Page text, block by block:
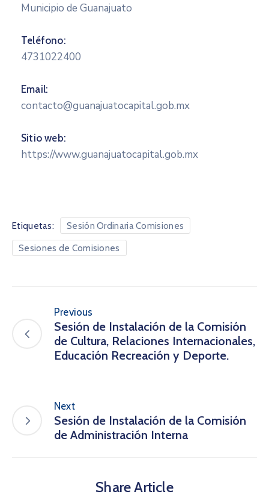
Municipio de Guanajuato
Teléfono:
4731022400
Email:
contacto@guanajuatocapital.gob.mx
Sitio web:
https://www.guanajuatocapital.gob.mx
Etiquetas: Sesión Ordinaria Comisiones
Sesiones de Comisiones
Previous
Sesión de Instalación de la Comisión
de Cultura, Relaciones Internacionales,
Educación Recreación y Deporte.
Next
Sesión de Instalación de la Comisión
de Administración Interna
Share Article